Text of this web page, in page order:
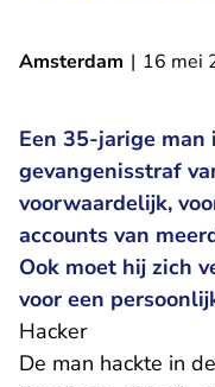
Amsterdam | 16 mei
Een 35-jarige man
gevangenisstraf
voorwaardelijk,
accounts van
Ook moet hij zich
voor een
Hacker
De man hackte in